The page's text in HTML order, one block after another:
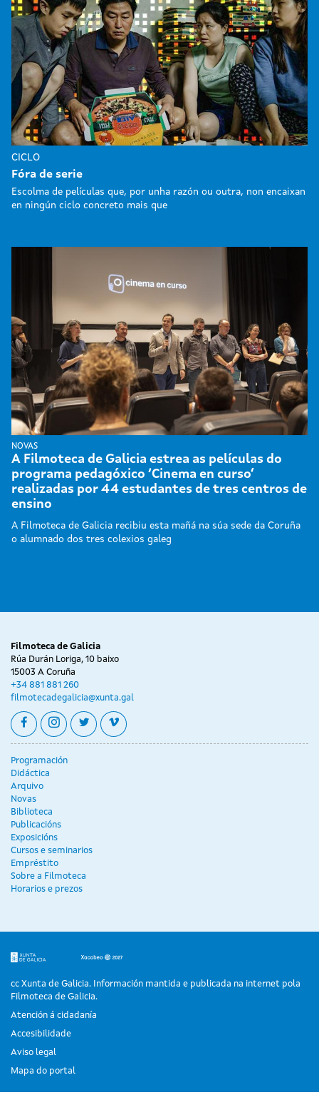
CICLO
Fóra de serie
Escolma de películas que, por unha razón ou outra, non encaixan
en ningún ciclo concreto mais que
NOVAS
A Filmoteca de Galicia estrea as películas do
programa pedagóxico ‘Cinema en curso’
realizadas por 44 estudantes de tres centros de
ensino
A Filmoteca de Galicia recibiu esta mañá na súa sede da Coruña
o alumnado dos tres colexios galeg
Filmoteca de Galicia
Rúa Durán Loriga, 10 baixo
15003 A Coruña
+34 881 881 260
filmotecadegalicia@xunta.gal
facebookinstagram
twittervimeo
Programación
Didáctica
Arquivo
Novas
Biblioteca
Publicacións
Exposicións
Cursos e seminarios
Empréstito
Sobre a Filmoteca
Horarios e prezos
cc Xunta de Galicia. Información mantida e publicada na internet pola
Filmoteca de Galicia.
Atención á cidadanía
Accesibilidade
Aviso legal
Mapa do portal